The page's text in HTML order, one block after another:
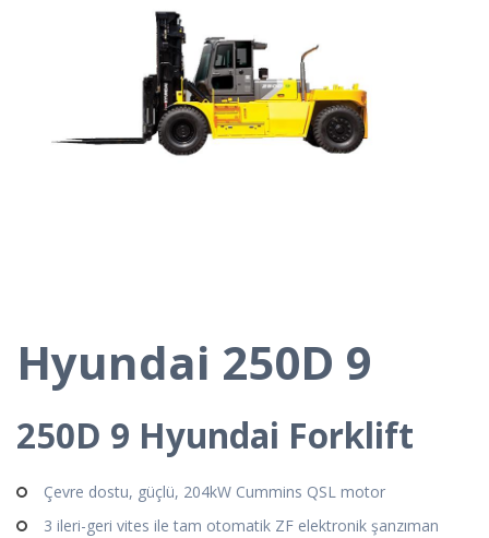
Hyundai 250D 9
250D 9 Hyundai Forklift
Çevre dostu, güçlü, 204kW Cummins QSL motor
3 ileri-geri vites ile tam otomatik ZF elektronik şanzıman